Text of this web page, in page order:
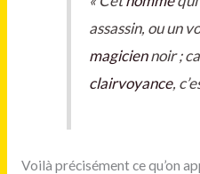
assassin, ou un
magiciennoir ;
clairvoyance,
Voilà précisément ce qu’on